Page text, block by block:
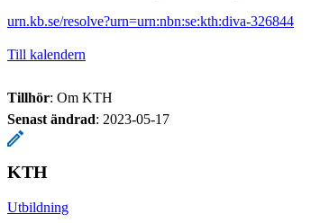
urn.kb.se/resolve?urn=urn:nbn:se:kth:diva-326844
Till kalendern
Tillhör: Om KTH
Senast ändrad: 2023-05-17
KTH
Utbildning